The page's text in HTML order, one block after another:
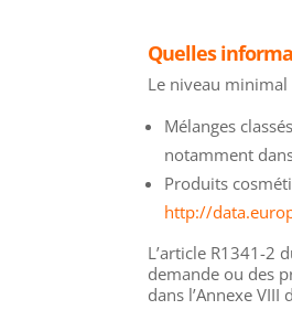
Quelles
Le niveau
Mélanges
notamment
Produits
http://
L’article R1341-2
demande ou des
dans l’Annexe VIII